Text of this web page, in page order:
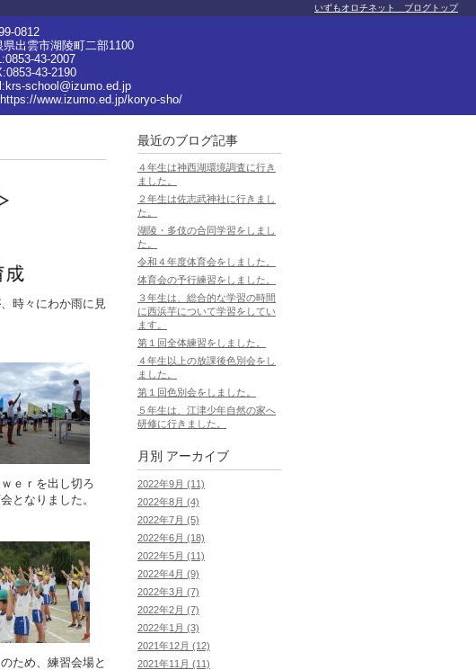
0812
県出雲市湖陵町二部1100
43-2007
43-2190
school@izumo.ed.jp
https://www.izumo.ed.jp/koryo-sho/
いずもオロチネット ブログトップ
時々にわか雨に見
ｅｒを出し切ろ
となりました。
ため、練習会場と
最近のブログ記事
４年生は神西湖環境調査に行き
ました。
２年生は佐志武神社に行きまし
た。
湖陵・多伎の合同学習をしまし
た。
令和４年度体育会をしました。
体育会の予行練習をしました。
３年生は、総合的な学習の時間
に西浜芋について学習をしてい
ます。
第１回全体練習をしました。
４年生以上の放課後色別会をし
ました。
第１回色別会をしました。
５年生は、江津少年自然の家へ
研修に行きました。
月別 アーカイブ
2022年9月 (11)
2022年8月 (4)
2022年7月 (5)
2022年6月 (18)
2022年5月 (11)
2022年4月 (9)
2022年3月 (7)
2022年2月 (7)
2022年1月 (3)
2021年12月 (12)
2021年11月 (11)